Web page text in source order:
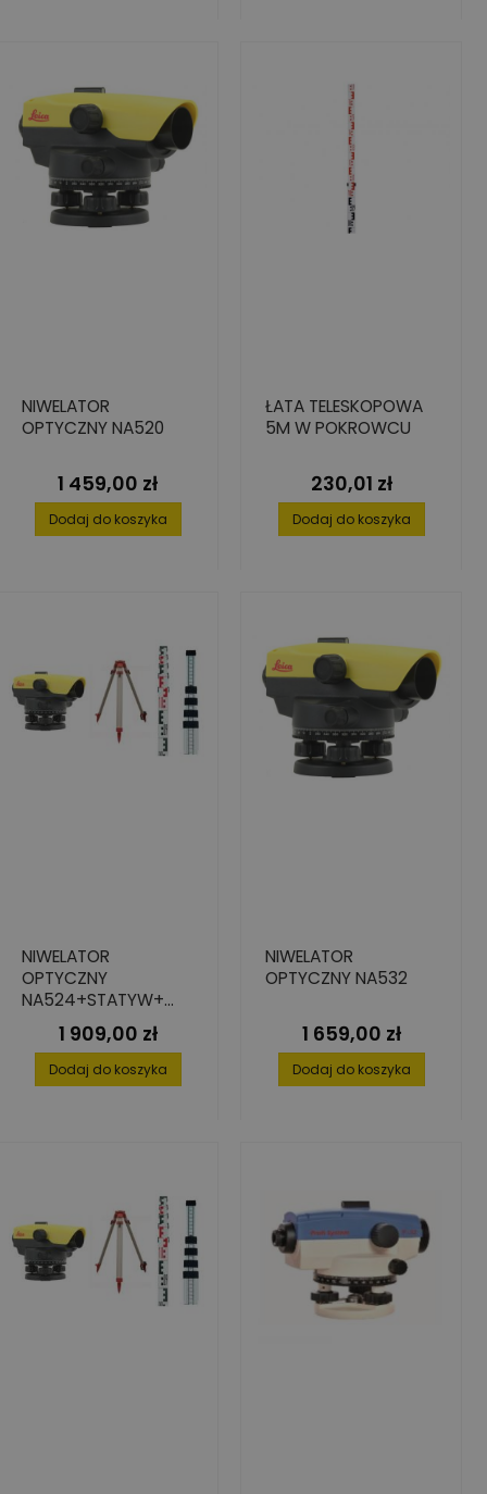
NIWELATOR
OPTYCZNY NA520
Cena
1 459,00 zł
Dodaj do koszyka
ŁATA TELESKOPOWA
5M W POKROWCU
Cena
230,01 zł
Dodaj do koszyka
NIWELATOR
OPTYCZNY
NA524+STATYW+
ŁATA 5M
Cena
1 909,00 zł
Dodaj do koszyka
NIWELATOR
OPTYCZNY NA532
Cena
1 659,00 zł
Dodaj do koszyka